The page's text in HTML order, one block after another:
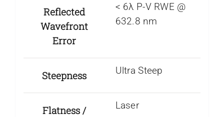
Reflected
Wavefront
Error
< 6λ P-V RWE @
632.8 nm
Steepness Ultra Steep
Flatness /
Laser